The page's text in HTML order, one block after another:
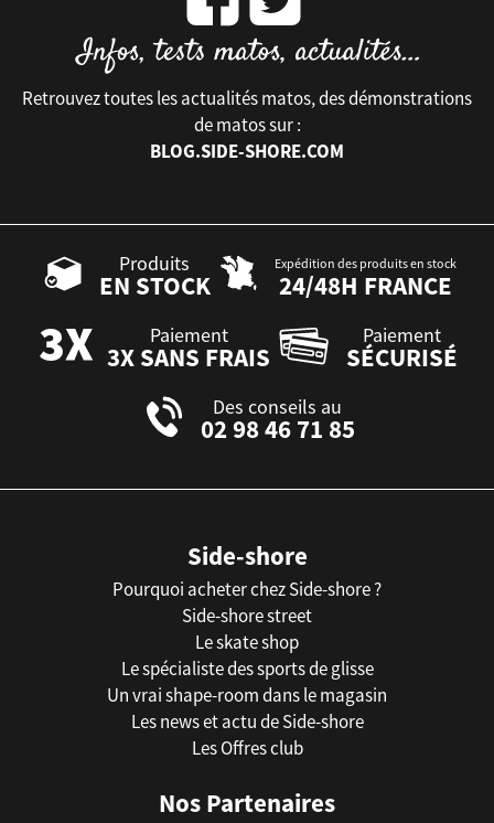
Retrouvez toutes les actualités matos, des démonstrations
de matos sur :
BLOG.SIDE-SHORE.COM
Produits
EN STOCK
Expédition des produits en stock
24/48H FRANCE
Paiement
3X SANS FRAIS
Paiement
SÉCURISÉ
Des conseils au
02 98 46 71 85
Side-shore
Pourquoi acheter chez Side-shore ?
Side-shore street
Le skate shop
Le spécialiste des sports de glisse
Un vrai shape-room dans le magasin
Les news et actu de Side-shore
Les Offres club
Nos Partenaires